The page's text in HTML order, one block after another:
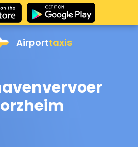
Airporttaxis